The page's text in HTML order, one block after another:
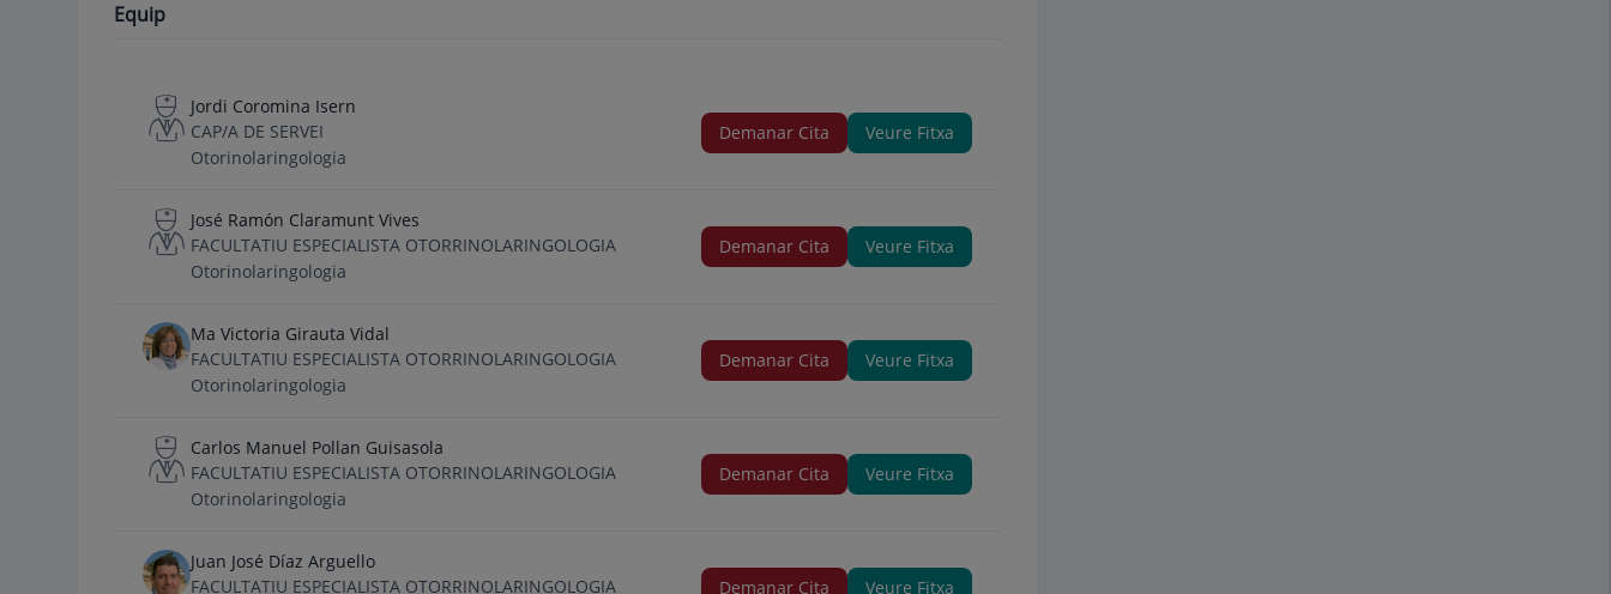
Equip
Jordi Coromina Isern
CAP/A DE SERVEI
Otorinolaringologia
Demanar Cita Veure Fitxa
José Ramón Claramunt Vives
FACULTATIU ESPECIALISTA OTORRINOLARINGOLOGIA
Otorinolaringologia
Demanar Cita Veure Fitxa
Ma Victoria Girauta Vidal
FACULTATIU ESPECIALISTA OTORRINOLARINGOLOGIA
Otorinolaringologia
Demanar Cita Veure Fitxa
Carlos Manuel Pollan Guisasola
FACULTATIU ESPECIALISTA OTORRINOLARINGOLOGIA
Otorinolaringologia
Demanar Cita Veure Fitxa
Juan José Díaz Arguello
FACULTATIU ESPECIALISTA OTORRINOLARINGOLOGIA
Demanar Cita Veure Fitxa